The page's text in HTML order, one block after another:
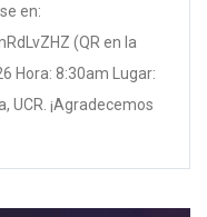
en:
(QR en la
Hora: 8:30am Lugar:
UCR. ¡Agradecemos